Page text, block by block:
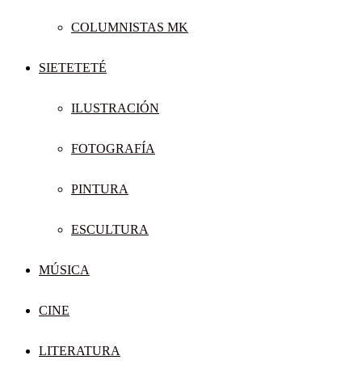
COLUMNISTAS MK
SIETETETÉ
ILUSTRACIÓN
FOTOGRAFÍA
PINTURA
ESCULTURA
MÚSICA
CINE
LITERATURA